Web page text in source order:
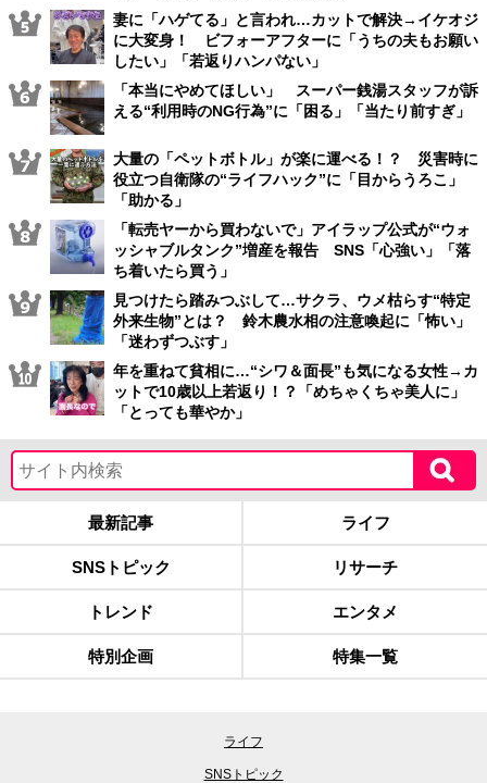
妻に「ハゲてる」と言われ…カットで解決→イケオジ
に大変身！ ビフォーアフターに「うちの夫もお願い
したい」「若返りハンパない」
「本当にやめてほしい」 スーパー銭湯スタッフが訴
える“利用時のNG行為”に「困る」「当たり前すぎ」
大量の「ペットボトル」が楽に運べる！？ 災害時に
役立つ自衛隊の“ライフハック”に「目からうろこ」
「助かる」
「転売ヤーから買わないで」アイラップ公式が“ウォ
ッシャブルタンク”増産を報告 SNS「心強い」「落
ち着いたら買う」
見つけたら踏みつぶして…サクラ、ウメ枯らす“特定
外来生物”とは？ 鈴木農水相の注意喚起に「怖い」
「迷わずつぶす」
年を重ねて貧相に…“シワ＆面長”も気になる女性→カ
ットで10歳以上若返り！？「めちゃくちゃ美人に」
「とっても華やか」
最新記事 ライフ
SNSトピック リサーチ
トレンド エンタメ
特別企画 特集一覧
ライフ
SNSトピック